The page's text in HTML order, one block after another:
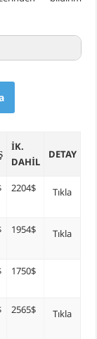
İK.
DAHIL
DETAY
2204$ Tıkla
1954$ Tıkla
1750$
2565$ Tıkla